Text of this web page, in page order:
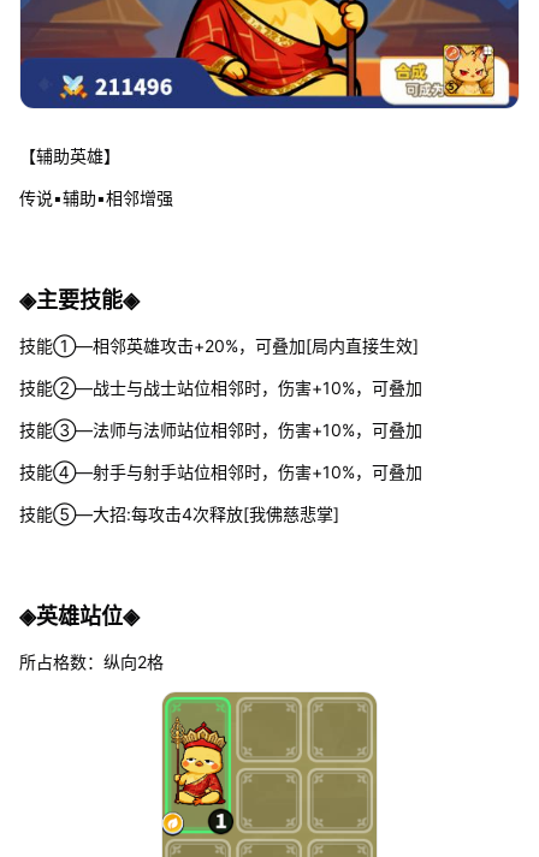
【辅助英雄】
传说▪辅助▪相邻增强
◈主要技能◈
技能①—相邻英雄攻击+20%，可叠加[局内直接生效]
技能②—战士与战士站位相邻时，伤害+10%，可叠加
技能③—法师与法师站位相邻时，伤害+10%，可叠加
技能④—射手与射手站位相邻时，伤害+10%，可叠加
技能⑤—大招:每攻击4次释放[我佛慈悲掌]
◈英雄站位◈
所占格数：纵向2格